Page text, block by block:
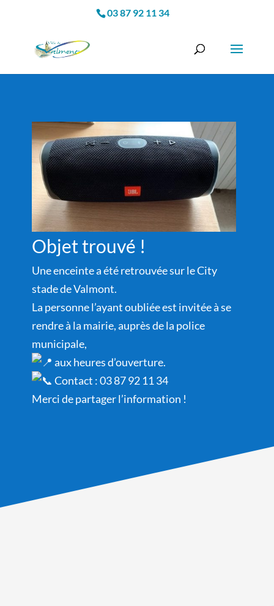
03 87 92 11 34
Objet trouvé !
Une enceinte a été retrouvée sur le City
stade de Valmont.
La personne l’ayant oubliée est invitée à se
rendre à la mairie, auprès de la police
municipale,
aux heures d’ouverture.
Contact : 03 87 92 11 34
Merci de partager l’information !